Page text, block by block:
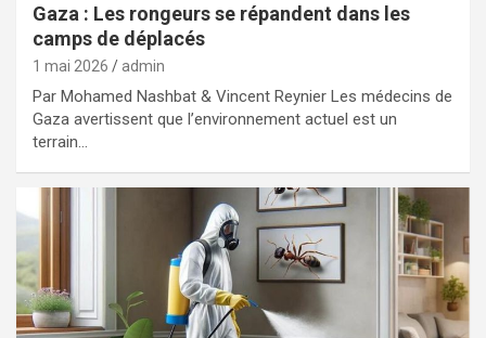
Gaza : Les rongeurs se répandent dans les
camps de déplacés
1 mai 2026 admin
Par Mohamed Nashbat & Vincent Reynier Les médecins de
Gaza avertissent que l’environnement actuel est un
terrain…